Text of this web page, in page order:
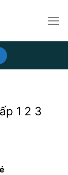
1 2 3